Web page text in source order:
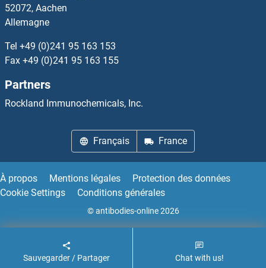
52072, Aachen
Allemagne
Tel +49 (0)241 95 163 153
Fax +49 (0)241 95 163 155
Partners
Rockland Immunochemicals, Inc.
Français France
À propos Mentions légales
Protection des données
Cookie Settings
Conditions générales
© antibodies-online 2026
Sauvegarder / Partager Chat with us!